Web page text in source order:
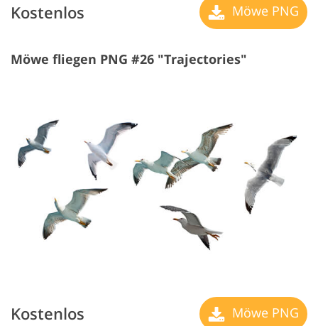
Kostenlos Möwe PNG
Möwe fliegen PNG #26 "Trajectories"
Kostenlos Möwe PNG